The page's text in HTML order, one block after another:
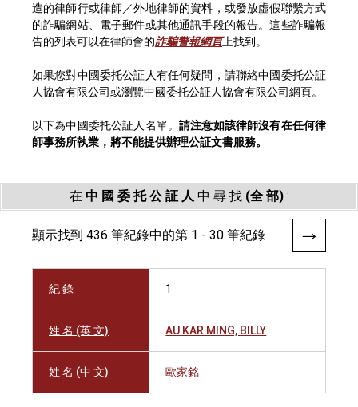
造的律師行或律師／外地律師的資料，或發放虛假聯繫方式
的詐騙網站、電子郵件或其他通訊手段的報告。這些詐騙報
告的列表可以在律師會的詐騙警報網頁上找到。
如果您對中國委托公証人有任何疑問，請聯絡中國委托公証
人協會有限公司或瀏覽中國委托公証人協會有限公司網頁。
以下為中國委托公証人名單。請注意如該律師沒有在任何律
師事務所執業，將不能提供辦理公証文書服務。
在 中 國 委 托 公 証 人 中 尋 找 (全 部):
顯示找到 436 筆紀錄中的第 1 - 30 筆紀錄
紀 錄 1
姓 名 (英 文) AU KAR MING, BILLY
姓 名 (中 文) 歐家銘